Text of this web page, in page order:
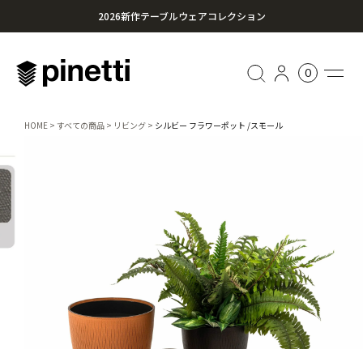
2026新作テーブルウェアコレクション
¥20,000円以上のお買い上げで送料無料
0
HOME すべての商品 リビング シルビー フラワーポット /スモール